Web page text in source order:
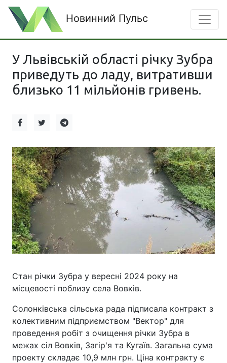
Новинний Пульс
У Львівській області річку Зубра
приведуть до ладу, витративши
близько 11 мільйонів гривень.
Стан річки Зубра у вересні 2024 року на
місцевості поблизу села Вовків.
Солонківська сільська рада підписала контракт з
колективним підприємством "Вектор" для
проведення робіт з очищення річки Зубра в
межах сіл Вовків, Загір'я та Кугаїв. Загальна сума
проекту складає 10,9 млн грн. Ціна контракту є